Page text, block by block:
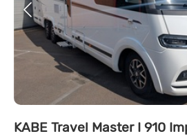
KABE Travel Master I 910